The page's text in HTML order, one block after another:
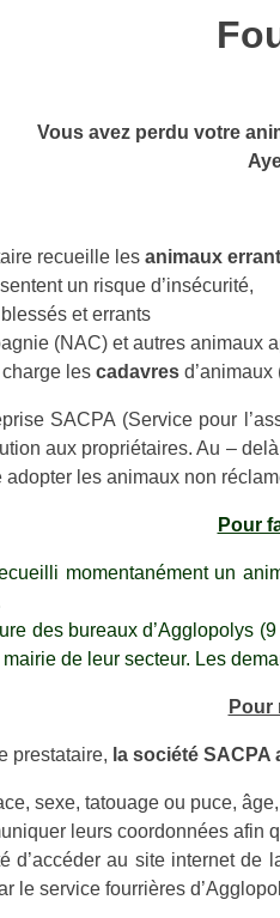
ARTISANS
TRAITEURS
VITICULTEURS
ENVIRONNEMENT ET
BRUITS DE VOISINAGE
BRÛLAGE DES DÉCHETS
ASSAINISSEMENT
ANIMAUX DOMESTIQUES
FOURRIÈRE AUTOMOBILE
COLLECTE D'ORDURES
Vous avez perdu votre
recueille lesanimaux
un risque d’insécurité,
et errants
(NAC) et autres animaux
charge lescadavres
SACPA (Service pour
aux propriétaires. Au –
les animaux non
Pour
momentanément un
des bureaux d’Agglopolys
de leur secteur. Les
Pour
prestataire, la société SACPA
sexe, tatouage ou puce,
leurs coordonnées afin
d’accéder au site internet
le service fourrières